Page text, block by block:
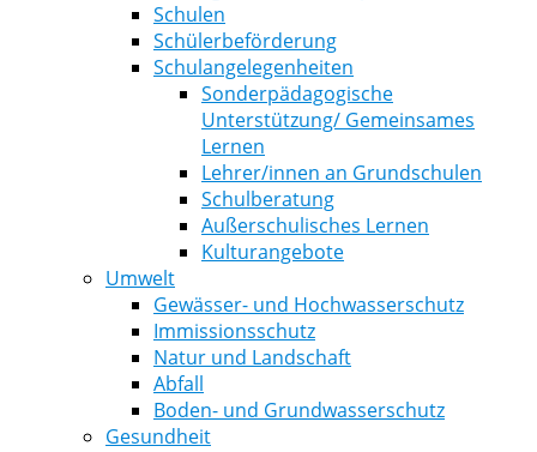
Schulen
Schülerbeförderung
Schulangelegenheiten
Sonderpädagogische
Unterstützung/ Gemeinsames
Lernen
Lehrer/innen an Grundschulen
Schulberatung
Außerschulisches Lernen
Kulturangebote
Umwelt
Gewässer- und Hochwasserschutz
Immissionsschutz
Natur und Landschaft
Abfall
Boden- und Grundwasserschutz
Gesundheit